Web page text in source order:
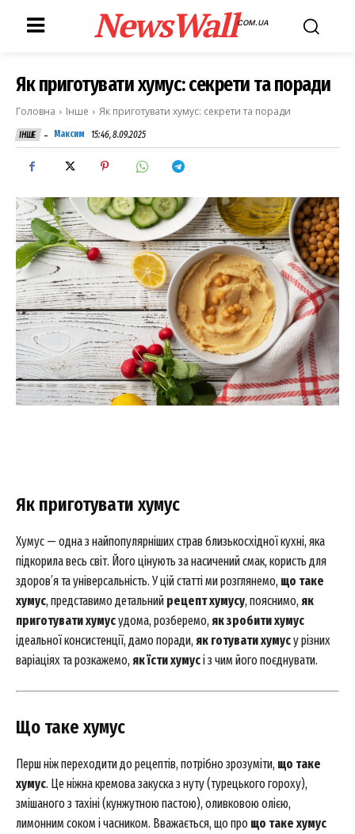
NewsWallCOM.UA
Як приготувати хумус: секрети та поради
Головна Інше Як приготувати хумус: секрети та поради
ІНШЕ - Максим 15:46, 8.09.2025
Як приготувати хумус
Хумус — одна з найпопулярніших страв близькосхідної кухні, яка
підкорила весь світ. Його цінують за насичений смак, користь для
здоров’я та універсальність. У цій статті ми розглянемо, що таке
хумус, представимо детальний рецепт хумусу, пояснимо, як
приготувати хумусудома, розберемо, як зробити хумус
ідеальної консистенції, дамо поради, як готувати хумусу різних
варіаціях та розкажемо, як їсти хумусі з чим його поєднувати.
Що таке хумус
Перш ніж переходити до рецептів, потрібно зрозуміти, що таке
хумус. Це ніжна кремова закуска з нуту (турецького гороху),
змішаного з тахіні (кунжутною пастою), оливковою олією,
лимонним соком і часником. Вважається, що про що таке хумус